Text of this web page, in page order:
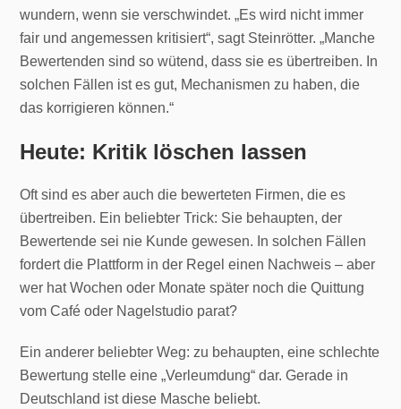
wundern, wenn sie verschwindet. „Es wird nicht immer
fair und angemessen kritisiert“, sagt Steinrötter. „Manche
Bewertenden sind so wütend, dass sie es übertreiben. In
solchen Fällen ist es gut, Mechanismen zu haben, die
das korrigieren können.“
Heute: Kritik löschen lassen
Oft sind es aber auch die bewerteten Firmen, die es
übertreiben. Ein beliebter Trick: Sie behaupten, der
Bewertende sei nie Kunde gewesen. In solchen Fällen
fordert die Plattform in der Regel einen Nachweis – aber
wer hat Wochen oder Monate später noch die Quittung
vom Café oder Nagelstudio parat?
Ein anderer beliebter Weg: zu behaupten, eine schlechte
Bewertung stelle eine „Verleumdung“ dar. Gerade in
Deutschland ist diese Masche beliebt.